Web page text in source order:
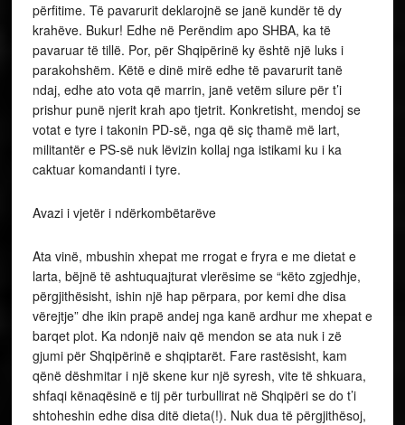
përfitime. Të pavarurit deklarojnë se janë kundër të dy
krahëve. Bukur! Edhe në Perëndim apo SHBA, ka të
pavaruar të tillë. Por, për Shqipërinë ky është një luks i
parakohshëm. Këtë e dinë mirë edhe të pavarurit tanë
ndaj, edhe ato vota që marrin, janë vetëm silure për t’i
prishur punë njerit krah apo tjetrit. Konkretisht, mendoj se
votat e tyre i takonin PD-së, nga që siç thamë më lart,
militantër e PS-së nuk lëvizin kollaj nga istikami ku i ka
caktuar komandanti i tyre.
Avazi i vjetër i ndërkombëtarëve
Ata vinë, mbushin xhepat me rrogat e fryra e me dietat e
larta, bëjnë të ashtuquajturat vlerësime se “këto zgjedhje,
përgjithësisht, ishin një hap përpara, por kemi dhe disa
vërejtje” dhe ikin prapë andej nga kanë ardhur me xhepat e
barqet plot. Ka ndonjë naiv që mendon se ata nuk i zë
gjumi për Shqipërinë e shqiptarët. Fare rastësisht, kam
qënë dëshmitar i një skene kur një syresh, vite të shkuara,
shfaqi kënaqësinë e tij për turbullirat në Shqipëri se do t’i
shtoheshin edhe disa ditë dieta(!). Nuk dua të përgjithësoj,